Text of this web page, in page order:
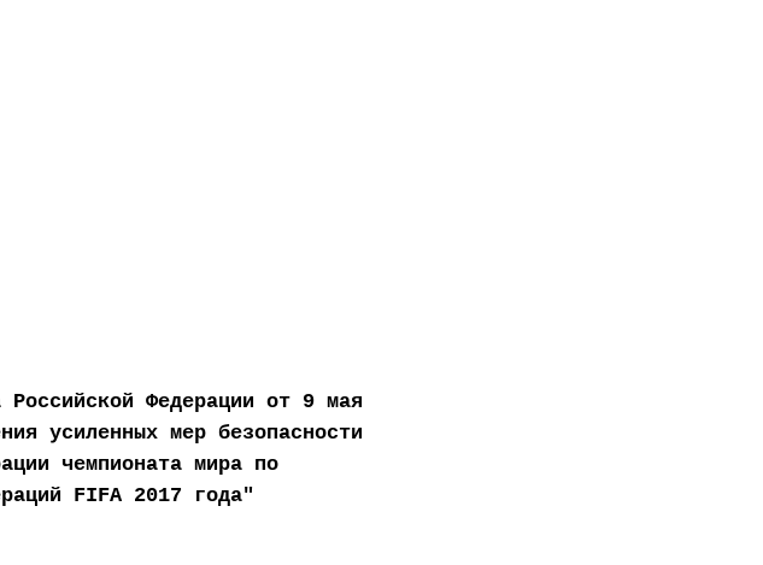
Федерации от 9 мая
усиленных мер безопасности
чемпионата мира по
FIFA 2017 года"